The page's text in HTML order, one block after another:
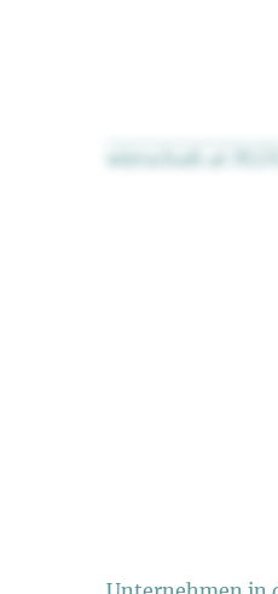
wirtschaft.at PLUS